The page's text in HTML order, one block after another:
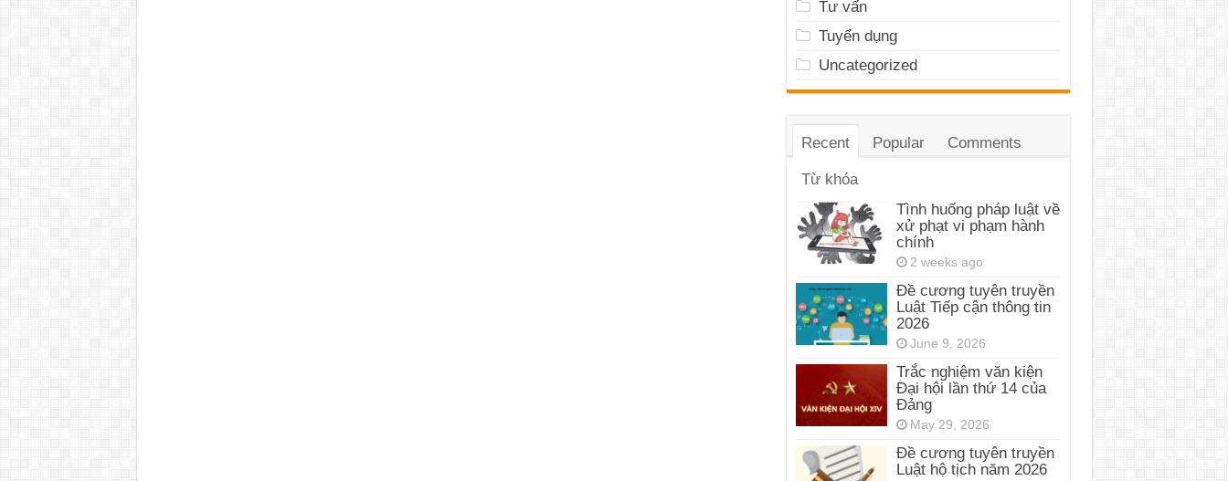
Tư vấn
Tuyển dụng
Uncategorized
Recent Popular Comments
Từ khóa
Tình huống pháp luật về
xử phạt vi phạm hành
chính
2 weeks ago
Đề cương tuyên truyền
Luật Tiếp cận thông tin
2026
June 9, 2026
Trắc nghiệm văn kiện
Đại hội lần thứ 14 của
Đảng
May 29, 2026
Đề cương tuyên truyền
Luật hộ tịch năm 2026